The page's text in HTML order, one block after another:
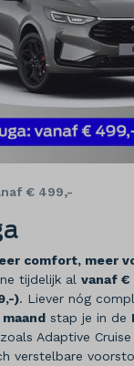
€ 499,-
comfort, meer
tijdelijk al vanaf €
). Liever nóg
stap je in de
Adaptive
verstelbare